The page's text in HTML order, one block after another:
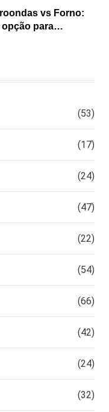
vs Forno:
opção para
(53)
(17)
(24)
(47)
(22)
(54)
(66)
(42)
(24)
(32)